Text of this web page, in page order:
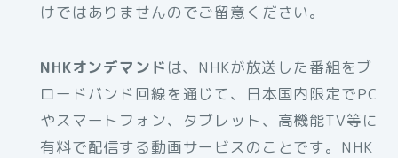
けではありませんのでご留意ください。
NHKオンデマンド は、NHKが放送した番組をブ
ロードバンド回線を通じて、日本国内限定でPC
やスマートフォン、タブレット、高機能TV等に
有料で配信する動画サービスのことです。NHK